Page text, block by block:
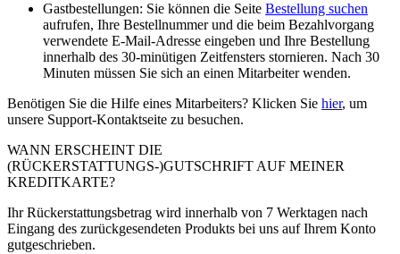
Gastbestellungen: Sie können die Seite Bestellung suchen
aufrufen, Ihre Bestellnummer und die beim Bezahlvorgang
verwendete E-Mail-Adresse eingeben und Ihre Bestellung
innerhalb des 30-minütigen Zeitfensters stornieren. Nach 30
Minuten müssen Sie sich an einen Mitarbeiter wenden.
Benötigen Sie die Hilfe eines Mitarbeiters? Klicken Sie hier, um
unsere Support-Kontaktseite zu besuchen.
WANN ERSCHEINT DIE
(RÜCKERSTATTUNGS-)GUTSCHRIFT AUF MEINER
KREDITKARTE?
Ihr Rückerstattungsbetrag wird innerhalb von 7 Werktagen nach
Eingang des zurückgesendeten Produkts bei uns auf Ihrem Konto
gutgeschrieben.